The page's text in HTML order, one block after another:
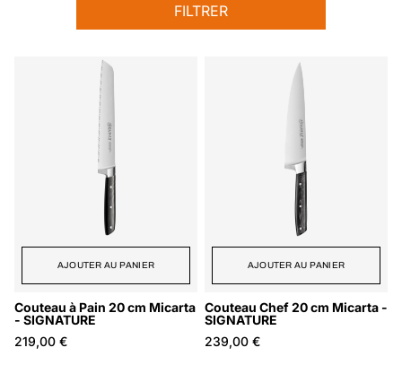
FILTRER
AJOUTER AU PANIER
Couteau à Pain 20 cm Micarta
- SIGNATURE
219,00 €
AJOUTER AU PANIER
Couteau Chef 20 cm Micarta -
SIGNATURE
239,00 €